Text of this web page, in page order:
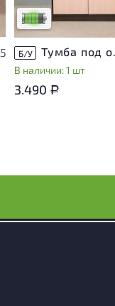
Низкая степень
Б/У
В наличии: 1 шт
3.490 Р